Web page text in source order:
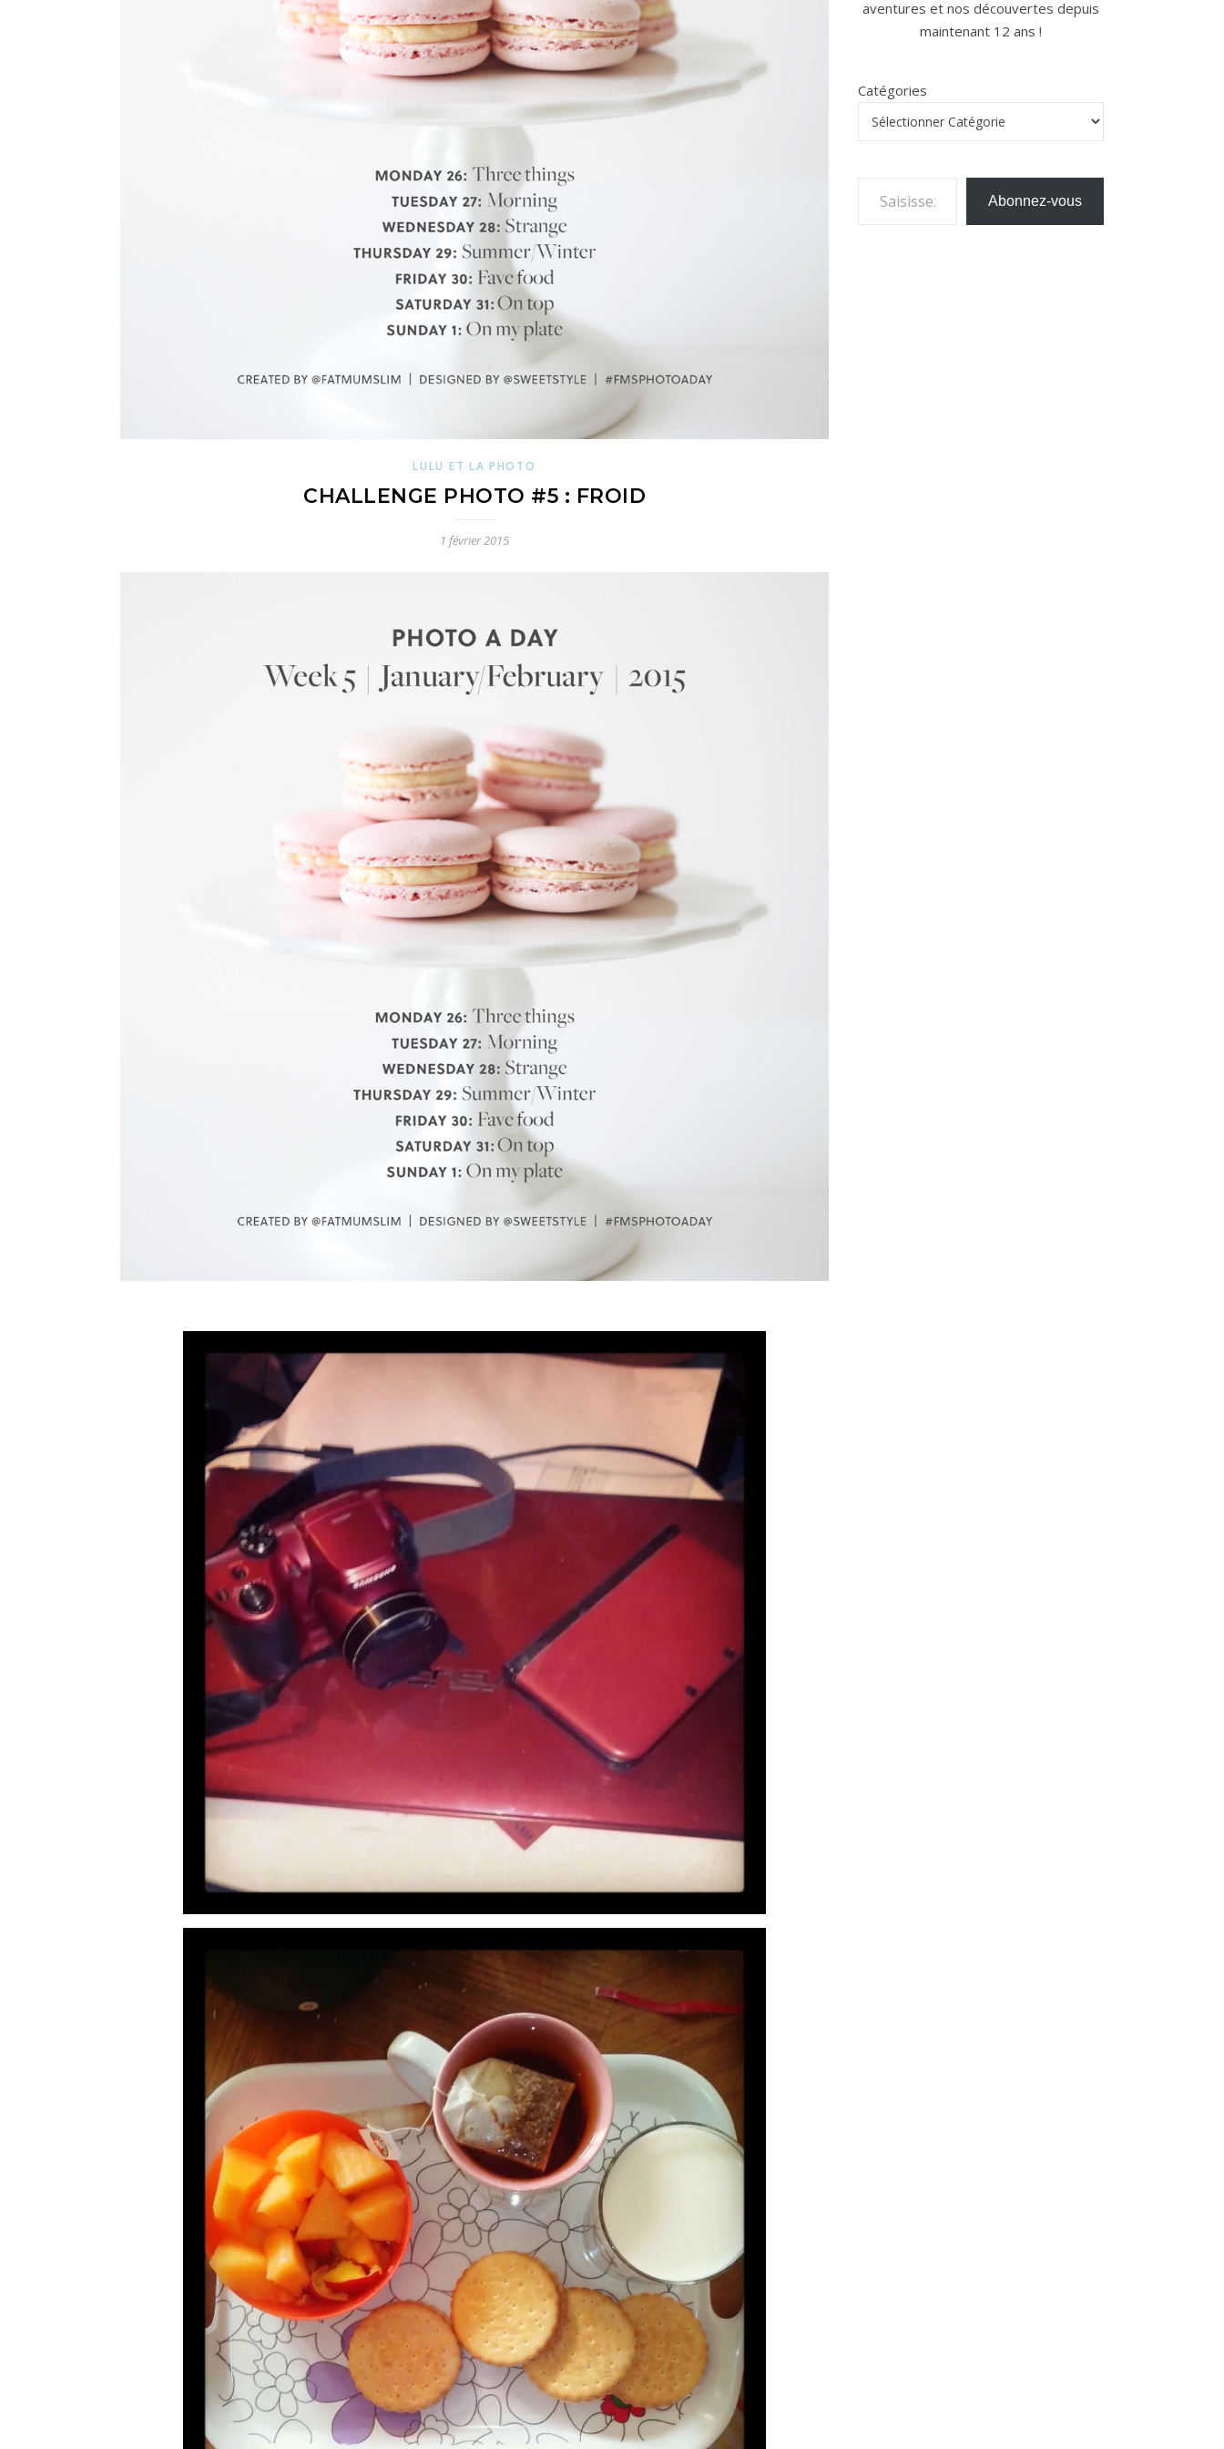
LULU ET LA PHOTO
CHALLENGE PHOTO #5 : FROID
1 février 2015
aventures et nos découvertes depuis
maintenant 12 ans !
Catégories
Saisissez votre adresse e-mail…
Abonnez-vous